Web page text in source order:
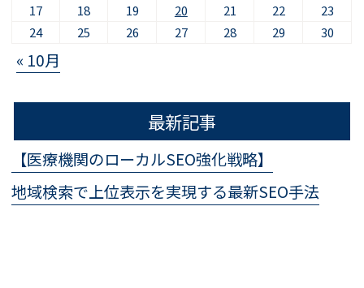
17
18 19 20 21 22
23
24
25 26 27 28 29 30
« 10月
最新記事
【医療機関のローカルSEO強化戦略】
地域検索で上位表示を実現する最新SEO手法